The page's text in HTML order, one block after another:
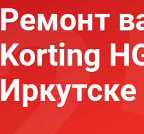
Ремонт
Korting
Иркутске